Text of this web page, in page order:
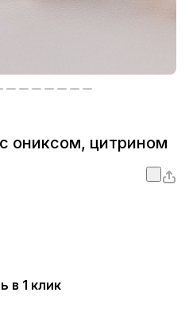
ониксом, цитрином
в 1 клик